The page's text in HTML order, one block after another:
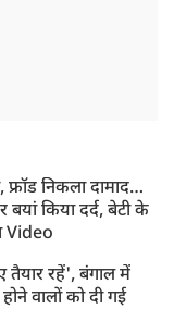
वेंस का फोन,
तीसरे दौर
निकला दामाद…
बयां किया दर्द, बेटी के
Video
तैयार रहें', बंगाल में
वालों को दी गई